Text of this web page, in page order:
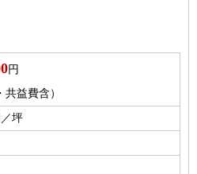
円
共益費含）
坪